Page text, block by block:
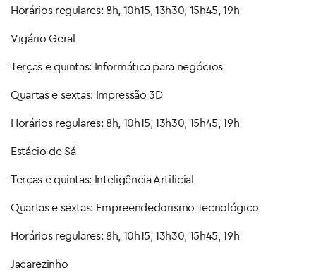
Horários regulares: 8h, 10h15, 13h30, 15h45, 19h
Vigário Geral
Terças e quintas: Informática para negócios
Quartas e sextas: Impressão 3D
Horários regulares: 8h, 10h15, 13h30, 15h45, 19h
Estácio de Sá
Terças e quintas: Inteligência Artificial
Quartas e sextas: Empreendedorismo Tecnológico
Horários regulares: 8h, 10h15, 13h30, 15h45, 19h
Jacarezinho